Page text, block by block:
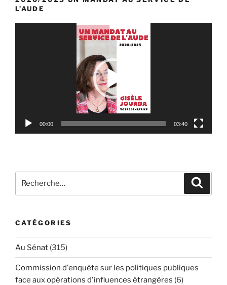
L’AUDE
00:00 03:40
Recherche
CATÉGORIES
Au Sénat (315)
Commission d'enquête sur les politiques publiques
face aux opérations d'influences étrangères (6)